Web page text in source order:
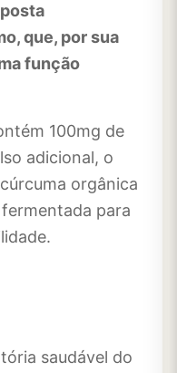
que, por sua
função
100mg de
adicional, o
orgânica
para
saudável do